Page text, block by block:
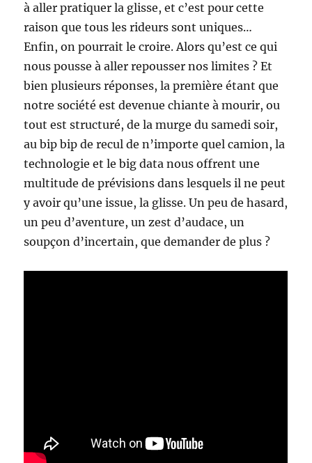
à aller pratiquer la glisse, et c’est pour cette
raison que tous les rideurs sont uniques…
Enfin, on pourrait le croire. Alors qu’est ce qui
nous pousse à aller repousser nos limites ? Et
bien plusieurs réponses, la première étant que
notre société est devenue chiante à mourir, ou
tout est structuré, de la murge du samedi soir,
au bip bip de recul de n’importe quel camion, la
technologie et le big data nous offrent une
multitude de prévisions dans lesquels il ne peut
y avoir qu’une issue, la glisse. Un peu de hasard,
un peu d’aventure, un zest d’audace, un
soupçon d’incertain, que demander de plus ?